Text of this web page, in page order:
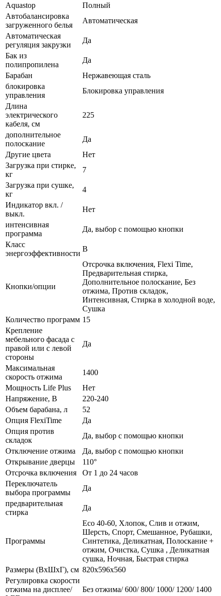
Aquastop
Полный
Автобалансировка
загруженного белья
Автоматическая
Автоматическая
регуляция закрузки
Да
Бак из
полипропилена
Да
Барабан
Нержавеющая сталь
блокировка
управления
Блокировка управления
Длина
электрического
кабеля, см
225
дополнительное
полоскание
Да
Другие цвета
Нет
Загрузка при стирке,
кг
7
Загрузка при сушке,
кг
4
Индикатор вкл. /
выкл.
Нет
интенсивная
программа
Да, выбор с помощью кнопки
Класс
энергоэффективности
B
Кнопки/опции
Отсрочка включения, Flexi Time,
Предварительная стирка,
Дополнительное полоскание, Без
отжима, Против складок,
Интенсивная, Стирка в холодной воде,
Сушка
Количество программ 15
Крепление
мебельного фасада с
правой или с левой
стороны
Да
Максимальная
скорость отжима
1400
Мощность Life Plus
Нет
Напряжение, В
220-240
Объем барабана, л
52
Опция FlexiTime
Да
Опция против
складок
Да, выбор с помощью кнопки
Отключение отжима
Да, выбор с помощью кнопки
Открывание дверцы
110°
Отсрочка включения
От 1 до 24 часов
Переключатель
выбора программы
Да
предварительная
стирка
Да
Программы
Eco 40-60, Хлопок, Слив и отжим,
Шерсть, Спорт, Смешанное, Рубашки,
Синтетика, Деликатная, Полоскание +
отжим, Очистка, Сушка , Деликатная
сушка, Ночная, Быстрая стирка
Размеры (ВxШxГ), см 820x596x560
Регулировка скорости
отжима на дисплее/
Без отжима/ 600/ 800/ 1000/ 1200/ 1400